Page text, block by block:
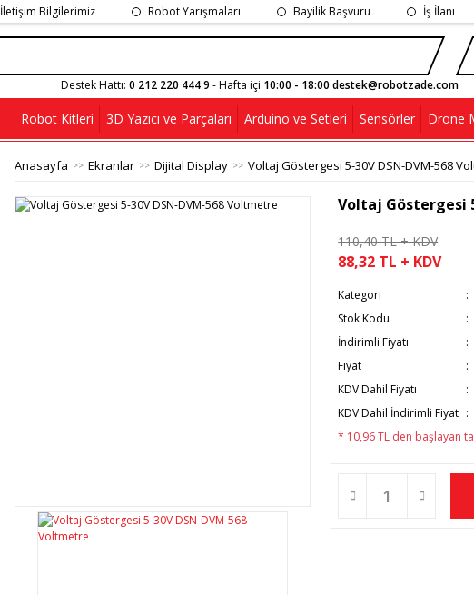
İletişim Bilgilerimiz Robot Yarışmaları Bayilik Başvuru İş İlanı
Destek Hattı: 0 212 220 444 9 - Hafta içi 10:00 - 18:00 destek@robotzade.com
Robot Kitleri 3D Yazıcı ve Parçaları Arduino ve Setleri Sensörler Drone
Anasayfa Ekranlar Dijital Display Voltaj Göstergesi 5-30V DSN-DVM-568
Voltaj Göstergesi
110,40 TL + KDV
88,32 TL + KDV
Kategori
Stok Kodu
İndirimli Fiyatı
Fiyat
KDV Dahil Fiyatı
KDV Dahil İndirimli Fiyat
* 10,96 TL den başlayan